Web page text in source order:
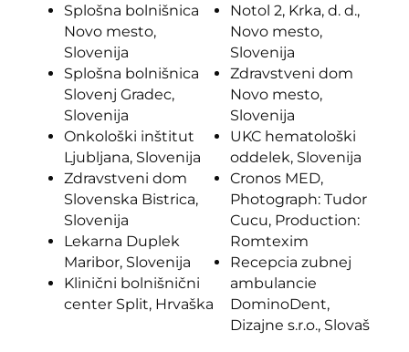
Splošna bolnišnica
Novo mesto,
Slovenija
Splošna bolnišnica
Slovenj Gradec,
Slovenija
Onkološki inštitut
Ljubljana, Slovenija
Zdravstveni dom
Slovenska Bistrica,
Slovenija
Lekarna Duplek
Maribor, Slovenija
Klinični bolnišnični
center Split, Hrvaška
Notol 2, Krka, d. d.,
Novo mesto,
Slovenija
Zdravstveni dom
Novo mesto,
Slovenija
UKC hematološki
oddelek, Slovenija
Cronos MED,
Photograph: Tudor
Cucu, Production:
Romtexim
Recepcia zubnej
ambulancie
DominoDent,
Dizajne s.r.o., Slovaš